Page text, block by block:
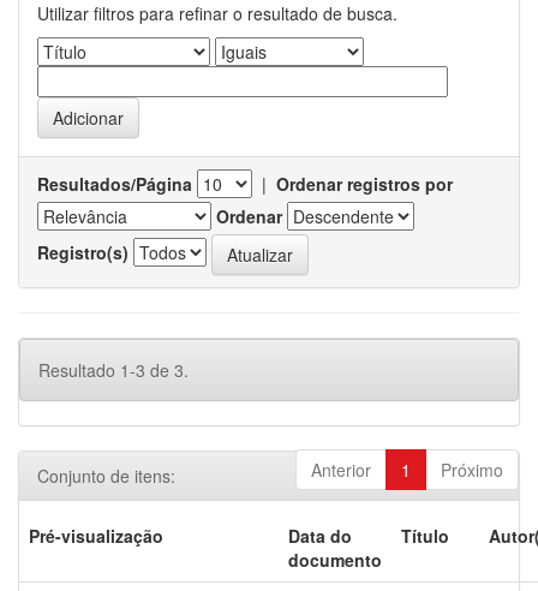
Utilizar filtros para refinar o resultado de busca.
Resultados/Página | Ordenar registros por
Ordenar
Registro(s)
Resultado 1-3 de 3.
Anterior 1 Próximo
Conjunto de itens:
Pré-visualização
Data do
documento
Título